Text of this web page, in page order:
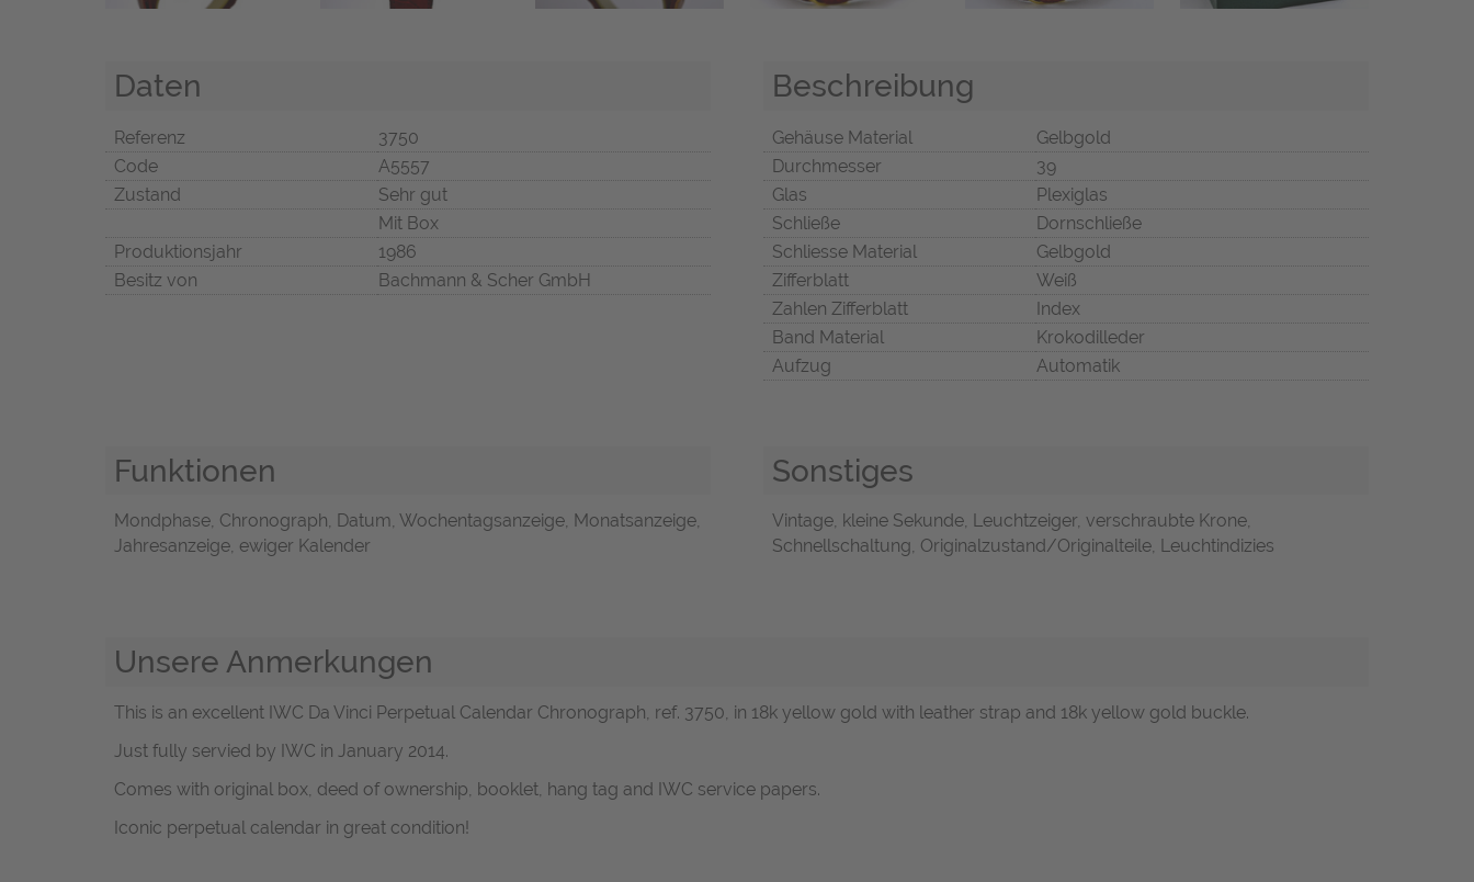
Daten
Referenz
3750
Code
A5557
Zustand
Sehr gut
Mit Box
Produktionsjahr
1986
Besitz von
Bachmann & Scher GmbH
Beschreibung
Gehäuse Material
Gelbgold
Durchmesser
39
Glas
Plexiglas
Schließe
Dornschließe
Schliesse Material
Gelbgold
Zifferblatt
Weiß
Zahlen Zifferblatt
Index
Band Material
Krokodilleder
Aufzug
Automatik
Funktionen
Mondphase, Chronograph, Datum, Wochentagsanzeige, Monatsanzeige,
Jahresanzeige, ewiger Kalender
Sonstiges
Vintage, kleine Sekunde, Leuchtzeiger, verschraubte Krone,
Schnellschaltung, Originalzustand/Originalteile, Leuchtindizies
Unsere Anmerkungen
This is an excellent IWC Da Vinci Perpetual Calendar Chronograph, ref. 3750, in 18k yellow gold with leather strap and 18k yellow gold buckle.
Just fully servied by IWC in January 2014.
Comes with original box, deed of ownership, booklet, hang tag and IWC service papers.
Iconic perpetual calendar in great condition!